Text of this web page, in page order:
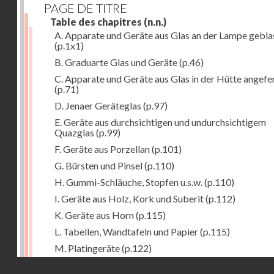
PAGE DE TITRE
Table des chapitres (n.n.)
A. Apparate und Geräte aus Glas an der Lampe
(p.1x1)
B. Graduarte Glas und Geräte(p.46)
C. Apparate und Geräte aus Glas in der Hütte
(p.71)
D. Jenaer Geräteglas (p.97)
E. Geräte aus durchsichtigen und undurchsichtigem
Quazglas (p.99)
F. Geräte aus Porzellan(p.101)
G. Bürsten und Pinsel(p.110)
H. Gummi-Schläuche, Stopfen u.s.w. (p.110)
I. Geräte aus Holz, Kork und Suberit(p.112)
K. Geräte aus Horn(p.115)
L. Tabellen, Wandtafeln und Papier(p.115)
M. Platingeräte(p.122)